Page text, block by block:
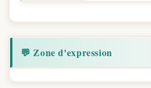
💬 Zone d'expression